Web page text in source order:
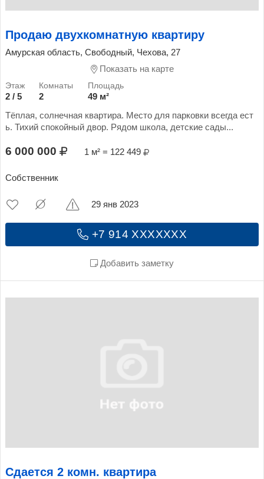
Продаю двухкомнатную квартиру
Амурская область, Свободный, Чехова, 27
Показать на карте
2 / 5 2
49 м²
Тёплая, солнечная квартира. Место для парковки всегда ест
ь. Тихий спокойный двор. Рядом школа, детские сады...
6 000 000 1 м² = 122 449
Собственник
+7 914 XXXXXXX
Добавить заметку
29 янв 2023
Сдается 2 комн. квартира